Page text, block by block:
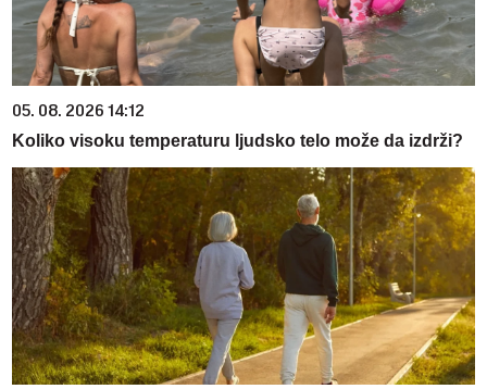
05. 08. 2026 14:12
Koliko visoku temperaturu ljudsko telo može da izdrži?